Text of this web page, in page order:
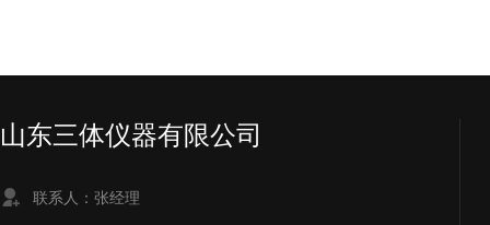
山东三体仪器有限公司
联系人：张经理